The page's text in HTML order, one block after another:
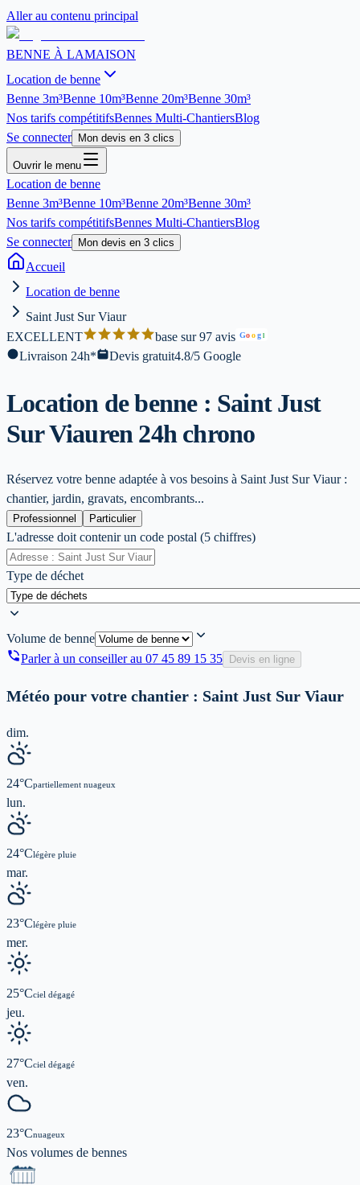
Aller au contenu principal
BENNE À LAMAISON
Location de benne
Benne 3m³Benne 10m³Benne 20m³Benne 30m³
Nos tarifs compétitifsBennes Multi-ChantiersBlog
Se connecter
Mon devis en 3 clics
Ouvrir le menu
Location de benne
Benne 3m³Benne 10m³Benne 20m³Benne 30m³
Nos tarifs compétitifsBennes Multi-ChantiersBlog
Se connecter
Mon devis en 3 clics
Accueil
Location de benne
Saint Just Sur Viaur
EXCELLENT
base sur 97 avis Goog l
Livraison 24h* Devis gratuit4.8/5 Google
Location de benne : Saint Just
Sur Viauren 24h chrono
Réservez votre benne adaptée à vos besoins à Saint Just Sur Viaur :
chantier, jardin, gravats, encombrants...
Professionnel Particulier
L'adresse doit contenir un code postal (5 chiffres)
Type de déchet
Volume de benne
Parler à un conseiller au 07 45 89 15 35 Devis en ligne
Météo pour votre chantier : Saint Just Sur Viaur
dim.
24°Cpartiellement nuageux
lun.
24°Clégère pluie
mar.
23°Clégère pluie
mer.
25°Cciel dégagé
jeu.
27°Cciel dégagé
ven.
23°Cnuageux
Nos volumes de bennes